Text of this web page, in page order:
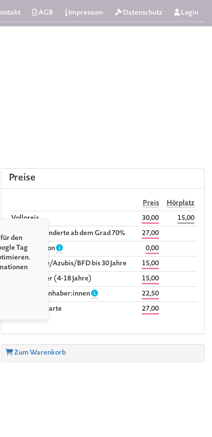
AGB Impressum Datenschutz Login
Preise
Preis
Hörplatz
Vollpreis
30,00
15,00
Schwerbehinderte ab dem Grad 70%
27,00
Begleitperson
0,00
Studierende/Azubis/BFD bis 30 Jahre
15,00
Kind/Schüler (4-18 Jahre)
15,00
Sozialpass-Inhaber:innen
22,50
Ehrenamtskarte
27,00
Zum Warenkorb
den
Tag